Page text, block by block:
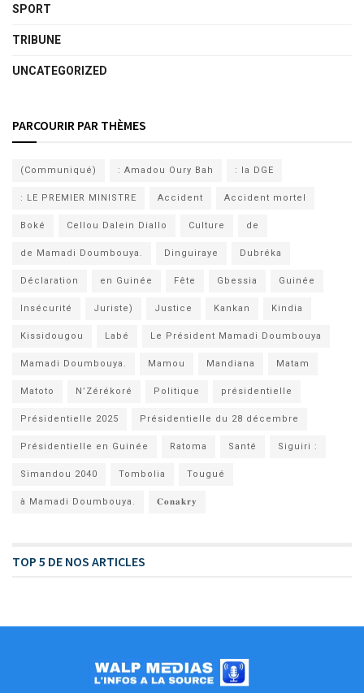
SPORT
TRIBUNE
UNCATEGORIZED
PARCOURIR PAR THÈMES
(Communiqué) : Amadou Oury Bah : la DGE
: LE PREMIER MINISTRE Accident Accident mortel
Boké Cellou Dalein Diallo Culture de
de Mamadi Doumbouya. Dinguiraye Dubréka
Déclaration en Guinée Fête Gbessia Guinée
Insécurité Juriste) Justice Kankan Kindia
Kissidougou Labé Le Président Mamadi Doumbouya
Mamadi Doumbouya. Mamou Mandiana Matam
Matoto N’Zérékoré Politique présidentielle
Présidentielle 2025 Présidentielle du 28 décembre
Présidentielle en Guinée Ratoma Santé Siguiri :
Simandou 2040 Tombolia Tougué
à Mamadi Doumbouya. 𝐂𝐨𝐧𝐚𝐤𝐫𝐲
TOP 5 DE NOS ARTICLES